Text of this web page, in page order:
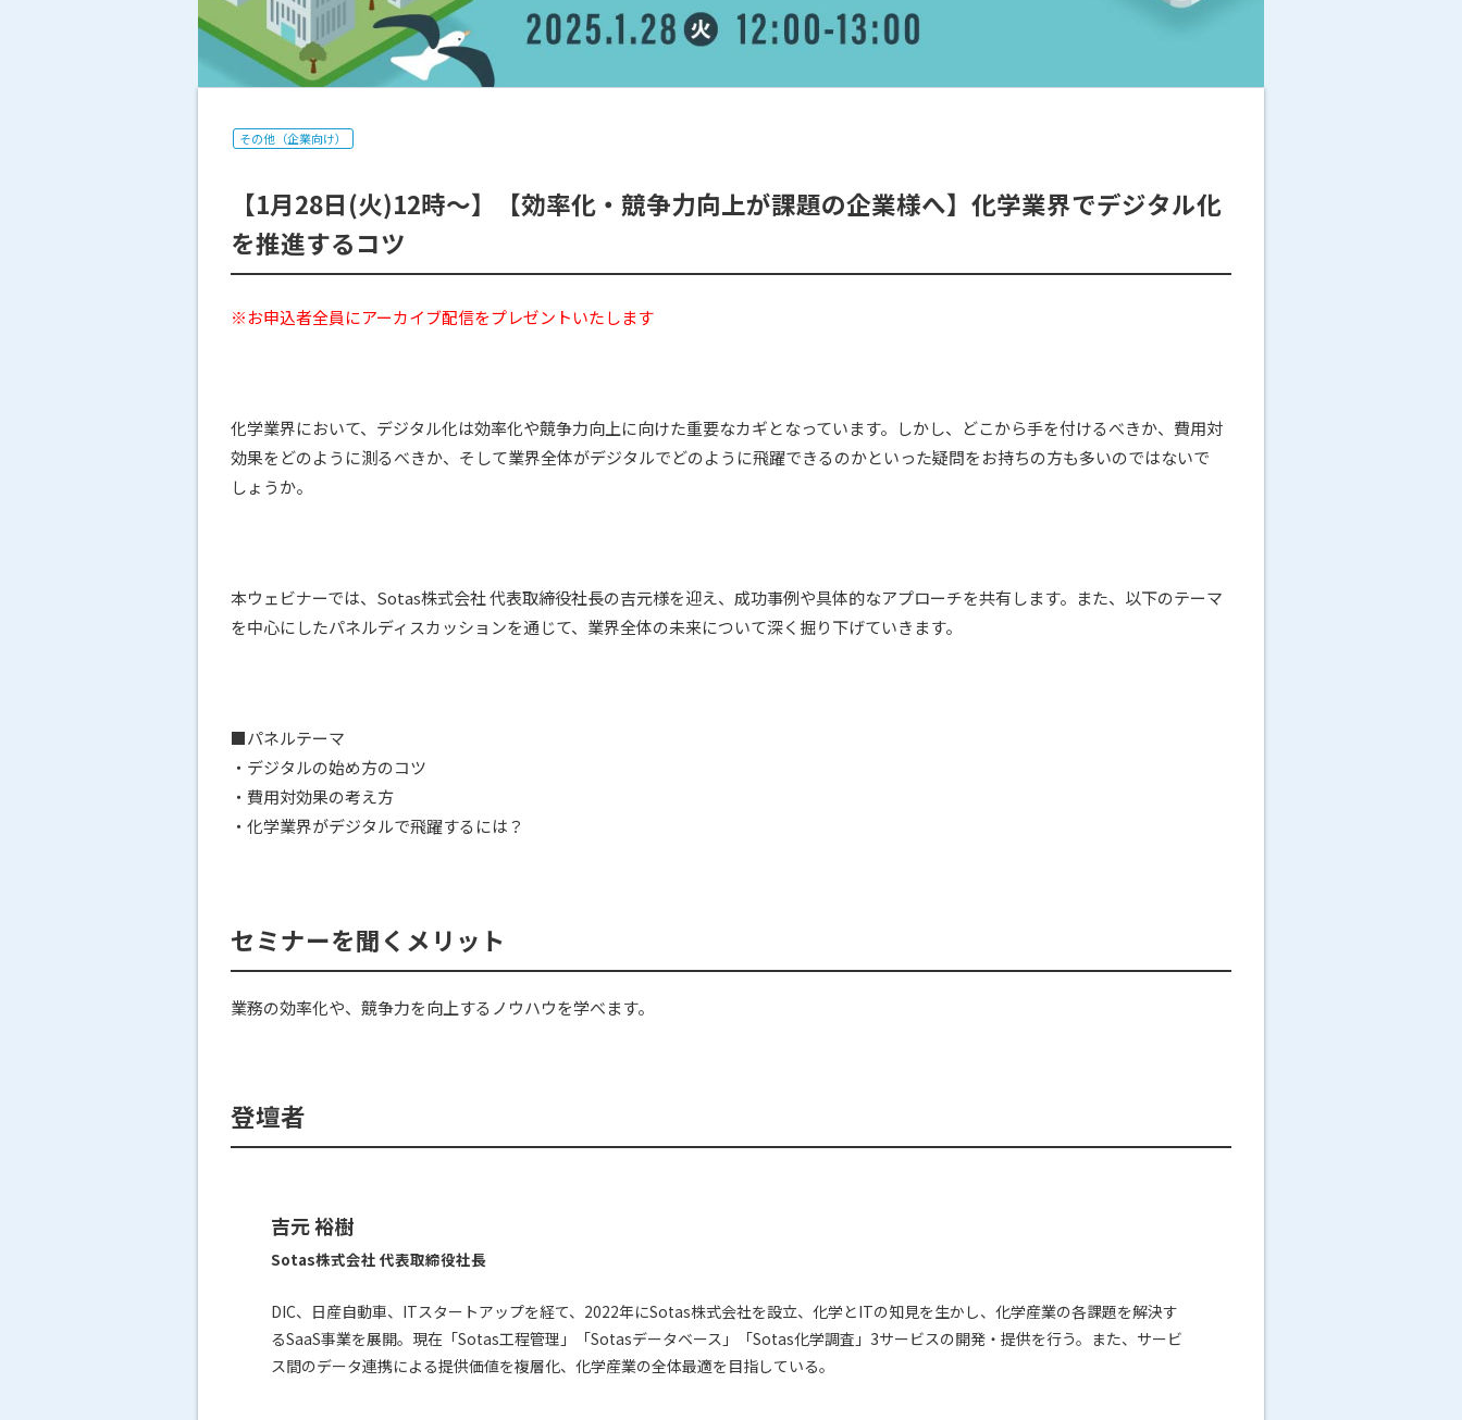
その他（企業向け）
【1月28日(火)12時～】【効率化・競争力向上が課題の企業様へ】化学業界でデジタル化
を推進するコツ
※お申込者全員にアーカイブ配信をプレゼントいたします
化学業界において、デジタル化は効率化や競争力向上に向けた重要なカギとなっています。しかし、どこから手を付けるべきか、費用対
効果をどのように測るべきか、そして業界全体がデジタルでどのように飛躍できるのかといった疑問をお持ちの方も多いのではないで
しょうか。
本ウェビナーでは、Sotas株式会社 代表取締役社長の吉元様を迎え、成功事例や具体的なアプローチを共有します。また、以下のテーマ
を中心にしたパネルディスカッションを通じて、業界全体の未来について深く掘り下げていきます。
■パネルテーマ
・デジタルの始め方のコツ
・費用対効果の考え方
・化学業界がデジタルで飛躍するには？
セミナーを聞くメリット
業務の効率化や、競争力を向上するノウハウを学べます。
登壇者
吉元 裕樹
Sotas株式会社 代表取締役社長
DIC、日産自動車、ITスタートアップを経て、2022年にSotas株式会社を設立、化学とITの知見を生かし、化学産業の各課題を解決す
るSaaS事業を展開。現在「Sotas工程管理」「Sotasデータベース」「Sotas化学調査」3サービスの開発・提供を行う。また、サービ
ス間のデータ連携による提供価値を複層化、化学産業の全体最適を目指している。